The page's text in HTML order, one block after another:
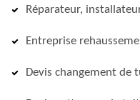
Réparateur,
Entreprise
Devis changement de